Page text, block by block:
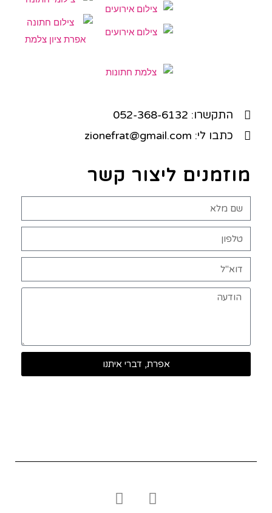
התקשרו: 052-368-6132
כתבו לי: zionefrat@gmail.com
מוזמנים ליצור קשר
אפרת, דברי איתנו